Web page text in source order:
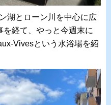
湖とローン川を中心に広
経て、やっと今週末に
Vivesという水浴場を紹